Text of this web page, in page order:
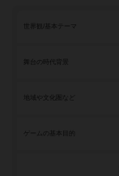
世界観/基本テーマ
舞台の時代背景
地域や文化圏など
ゲームの基本目的